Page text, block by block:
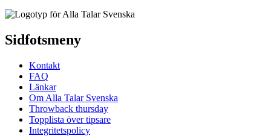
Sidfotsmeny
Kontakt
FAQ
Länkar
Om Alla Talar Svenska
Throwback thursday
Topplista över tipsare
Integritetspolicy